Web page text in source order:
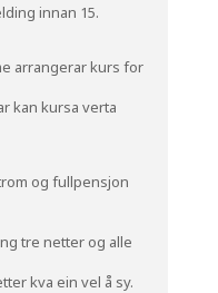
innan 15.
arrangerar kurs for
kan kursa verta
og fullpensjon
tre netter og alle
kva ein vel å sy.